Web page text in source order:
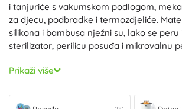
i tanjuriće s vakumskom podlogom,
za djecu, podbradke i termozdjeliće.
silikona i bambusa nježni su, lako se peru
sterilizator, perilicu posuđa i mikrovalnu
Za prve kašice izvrsno će poslužiti
tanjurići, podijeljeni tanjuri, protuklizne
odaberite stabilne
Dječje hranilices
Prikaži više